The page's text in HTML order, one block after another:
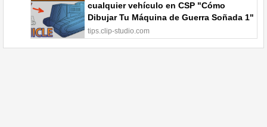
cualquier vehículo en CSP "Cómo
Dibujar Tu Máquina de Guerra Soñada 1"
por Marsyellow - Tutoriales en
comunidad | CLIP STUDIO TIPS
tips.clip-studio.com